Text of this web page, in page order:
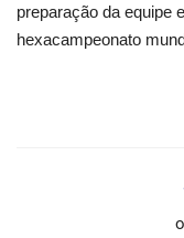
preparação da equipe
hexacampeonato